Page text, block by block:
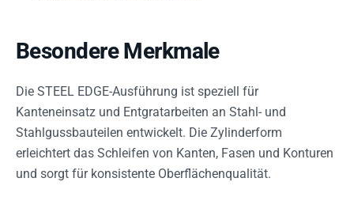
Besondere Merkmale
Die STEEL EDGE-Ausführung ist speziell für
Kanteneinsatz und Entgratarbeiten an Stahl- und
Stahlgussbauteilen entwickelt. Die Zylinderform
erleichtert das Schleifen von Kanten, Fasen und Konturen
und sorgt für konsistente Oberflächenqualität.